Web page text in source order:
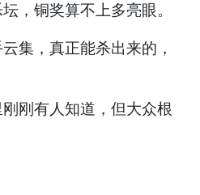
，铜奖算不上多亮眼。
集，真正能杀出来的，
刚有人知道，但大众根